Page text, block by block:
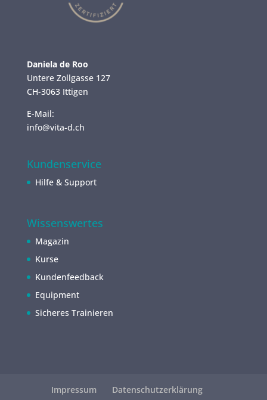
Daniela de Roo
Untere Zollgasse 127
CH-3063 Ittigen
E-Mail:
info@vita-d.ch
Kundenservice
Hilfe & Support
Wissenswertes
Magazin
Kurse
Kundenfeedback
Equipment
Sicheres Trainieren
Impressum
Datenschutzerklärung